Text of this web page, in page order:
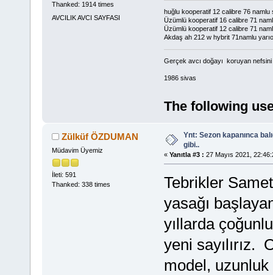
Thanked: 1914 times
AVCILIK AVCI SAYFASI
huğlu kooperatif 12 calibre 76 namlu
Üzümlü kooperatif 16 calibre 71
Üzümlü kooperatif 12 calibre 71
Akdaş ah 212 w hybrit 71namlu
Gerçek avcı doğayı koruyan nefsini
1986 sivas
The following
Zülküf ÖZDUMAN
Müdavim Üyemiz
İleti: 591
Thanked: 338 times
Ynt: Sezon kapanınca
gibi..
« Yanıtla #3 : 27 Mayıs 2021,
Tebrikler
yasağı
yıllarda
yeni sayılırız.
model, uzunluk